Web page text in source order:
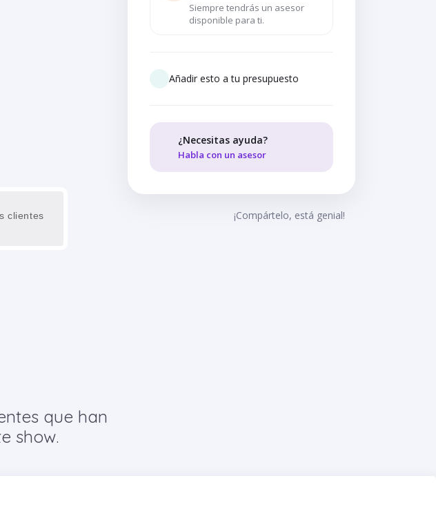
Siempre tendrás un asesor
disponible para ti.
Añadir esto a tu presupuesto
¿Necesitas ayuda?
Habla con un asesor
¡Compártelo, está genial!
clientes
que han
show.